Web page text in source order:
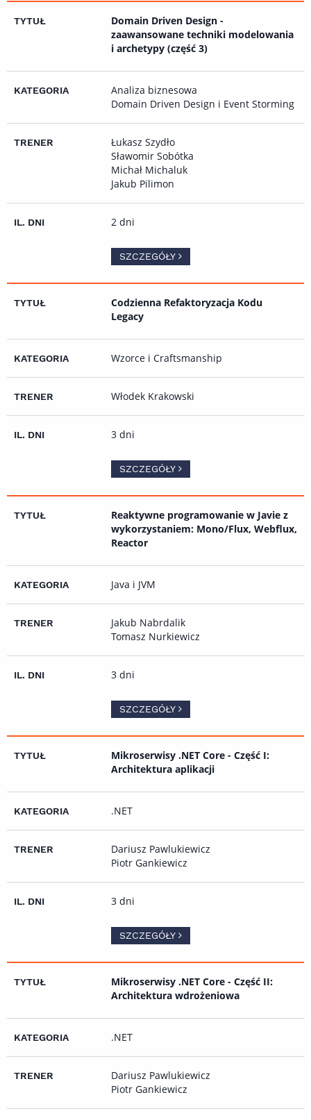
Domain Driven Design -
zaawansowane techniki modelowania
i archetypy (część 3)
Analiza biznesowa
Domain Driven Design i Event Storming
Łukasz Szydło
Sławomir Sobótka
Michał Michaluk
Jakub Pilimon
2 dni
SZCZEGÓŁY
Codzienna Refaktoryzacja Kodu
Legacy
Wzorce i Craftsmanship
Włodek Krakowski
3 dni
SZCZEGÓŁY
Reaktywne programowanie w Javie z
wykorzystaniem: Mono/Flux, Webflux,
Reactor
Java i JVM
Jakub Nabrdalik
Tomasz Nurkiewicz
3 dni
SZCZEGÓŁY
Mikroserwisy .NET Core - Część I:
Architektura aplikacji
.NET
Dariusz Pawlukiewicz
Piotr Gankiewicz
3 dni
SZCZEGÓŁY
Mikroserwisy .NET Core - Część II:
Architektura wdrożeniowa
.NET
Dariusz Pawlukiewicz
Piotr Gankiewicz